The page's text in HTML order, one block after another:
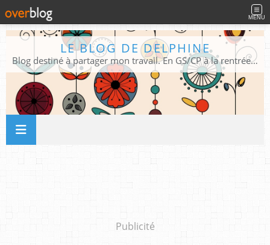
MENU
LE BLOG DE DELPHINE
Blog destiné à partager mon travail. En GS/CP à la rentrée 2026/2027 !
Publicité